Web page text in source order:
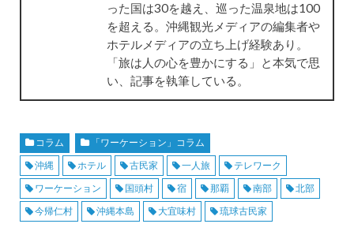
った国は30を越え、巡った温泉地は100
を超える。沖縄観光メディアの編集者や
ホテルメディアの立ち上げ経験あり。
「旅は人の心を豊かにする」と本気で思
い、記事を執筆している。
コラム
「ワーケーション」コラム
沖縄
ホテル 古民家 一人旅
テレワーク
ワーケーション
国頭村 宿 那覇 南部
北部
今帰仁村
沖縄本島 大宜味村 琉球古民家